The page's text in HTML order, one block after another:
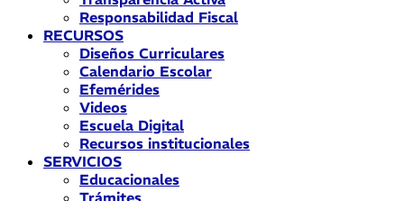
Responsabilidad Fiscal
RECURSOS
Diseños Curriculares
Calendario Escolar
Efemérides
Videos
Escuela Digital
Recursos institucionales
SERVICIOS
Educacionales
Trámites